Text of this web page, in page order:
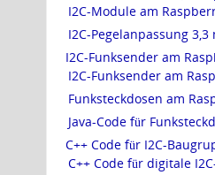
I2C-Module am
I2C-Pegelanpassung 3,3
I2C-Funksender am
I2C-Funksender am
Funksteckdosen am
Java-Code für
C++ Code für I2C-
C++ Code für digitale